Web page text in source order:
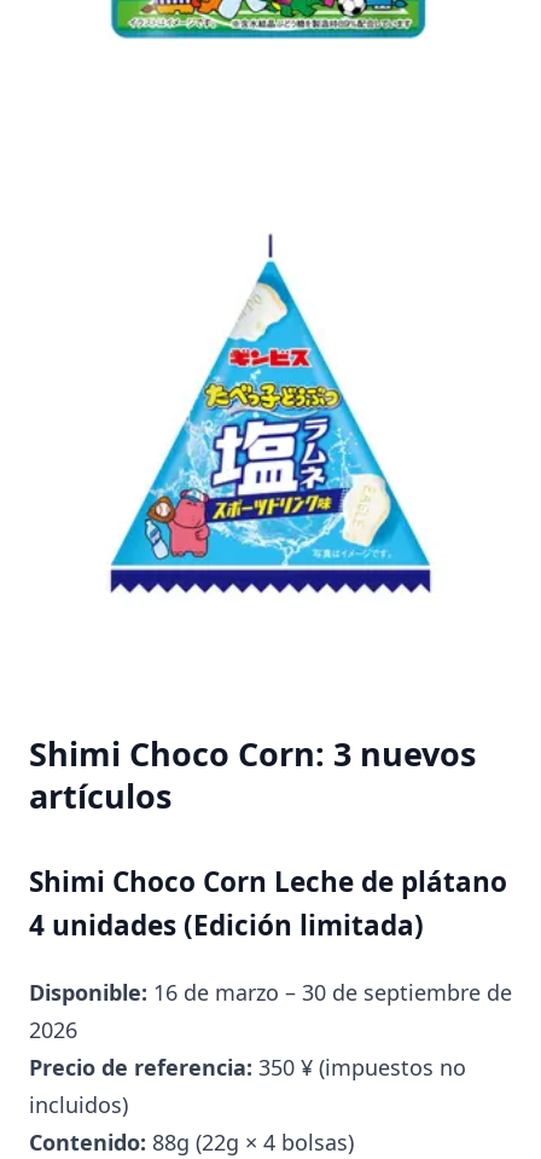
Shimi Choco Corn: 3 nuevos
artículos
Shimi Choco Corn Leche de plátano
4 unidades (Edición limitada)
Disponible: 16 de marzo – 30 de septiembre de
2026
Precio de referencia: 350 ¥ (impuestos no
incluidos)
Contenido: 88g (22g × 4 bolsas)